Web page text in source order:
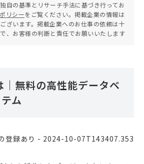
自の基準とリサーチ手法に基づき行ってお
リシーをご覧ください。掲載企業の情報は
ざいます。掲載企業へのお仕事の依頼は十
、お客様の判断と責任でお願いいたします
無料の高性能データベ
ム